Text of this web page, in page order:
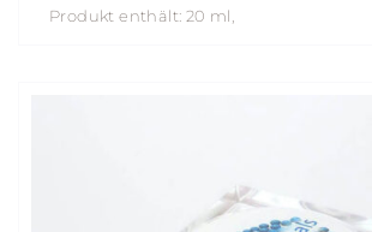
Produkt enthält: 20 ml